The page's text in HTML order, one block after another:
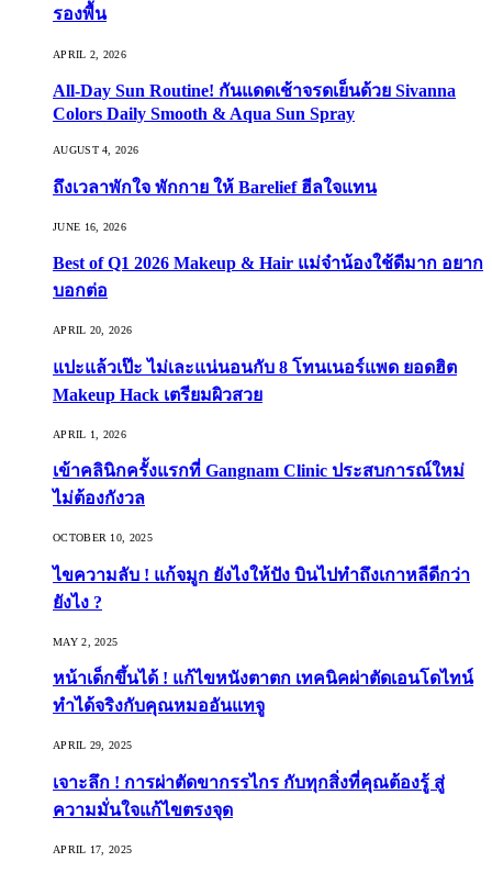
รองพื้น
APRIL 2, 2026
All-Day Sun Routine! กันแดดเช้าจรดเย็นด้วย Sivanna
Colors Daily Smooth & Aqua Sun Spray
AUGUST 4, 2026
ถึงเวลาพักใจ พักกาย ให้ Barelief ฮีลใจแทน
JUNE 16, 2026
Best of Q1 2026 Makeup & Hair แม่จ๋าน้องใช้ดีมาก อยาก
บอกต่อ
APRIL 20, 2026
แปะแล้วเป๊ะ ไม่เละแน่นอนกับ 8 โทนเนอร์แพด ยอดฮิต
Makeup Hack เตรียมผิวสวย
APRIL 1, 2026
เข้าคลินิกครั้งแรกที่ Gangnam Clinic ประสบการณ์ใหม่
ไม่ต้องกังวล
OCTOBER 10, 2025
ไขความลับ ! แก้จมูก ยังไงให้ปัง บินไปทำถึงเกาหลีดีกว่า
ยังไง ?
MAY 2, 2025
หน้าเด็กขึ้นได้ ! แก้ไขหนังตาตก เทคนิคผ่าตัดเอนโดไทน์
ทำได้จริงกับคุณหมออันแทจู
APRIL 29, 2025
เจาะลึก ! การผ่าตัดขากรรไกร กับทุกสิ่งที่คุณต้องรู้ สู่
ความมั่นใจแก้ไขตรงจุด
APRIL 17, 2025